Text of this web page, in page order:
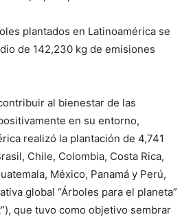
plantados en Latinoamérica se
de 142,230 kg de emisiones
al bienestar de las
en su entorno,
realizó la plantación de 4,741
Chile, Colombia, Costa Rica,
México, Panamá y Perú,
global “Árboles para el planeta”
que tuvo como objetivo sembrar